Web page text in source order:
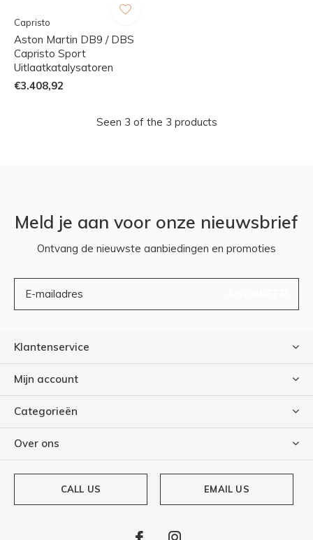
Capristo
Aston Martin DB9 / DBS
Capristo Sport
Uitlaatkatalysatoren
€3.408,92
Seen 3 of the 3 products
Meld je aan voor onze nieuwsbrief
Ontvang de nieuwste aanbiedingen en promoties
Klantenservice
Mijn account
Categorieën
Over ons
CALL US EMAIL US